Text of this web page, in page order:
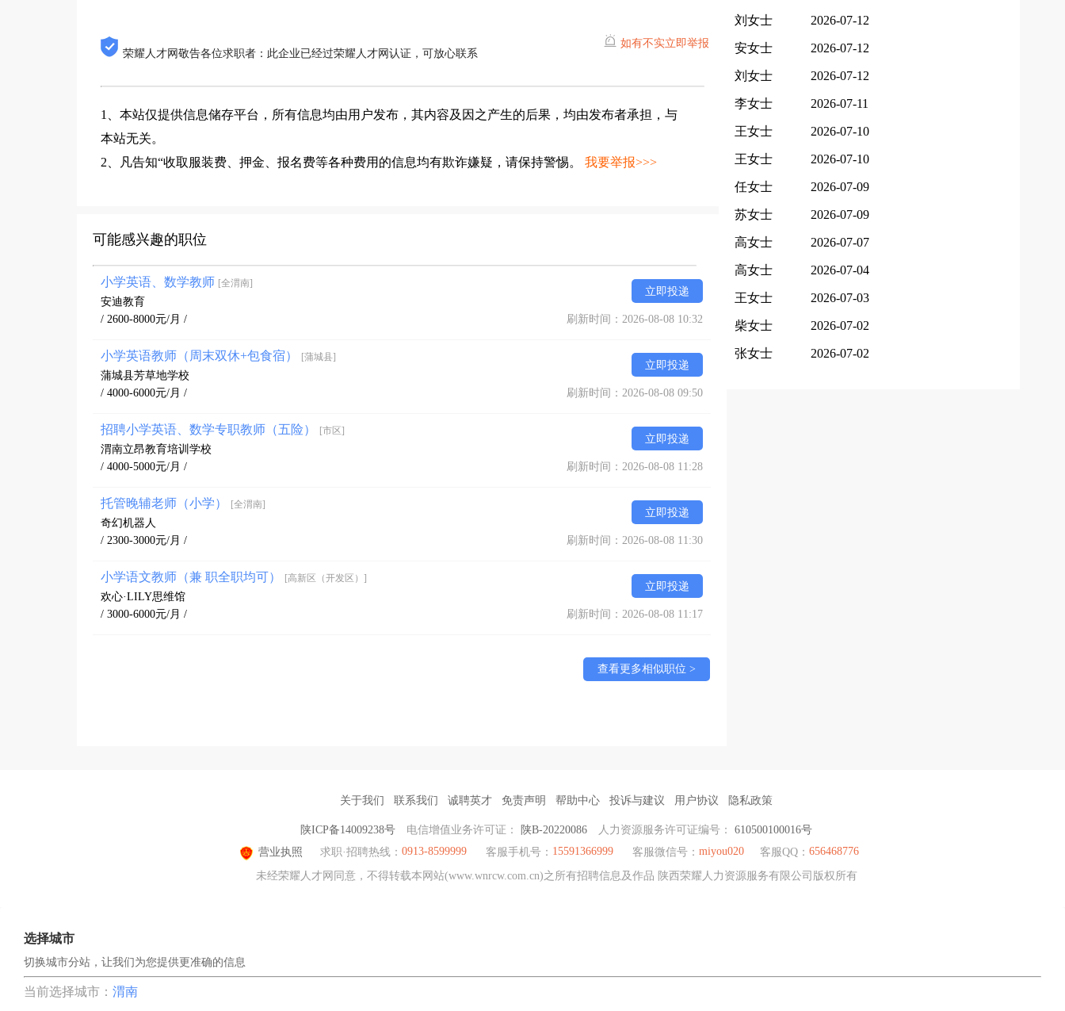
荣耀人才网敬告各位求职者：此企业已经过荣耀人才网认证，可放心联系
如有不实立即举报
1、本站仅提供信息储存平台，所有信息均由用户发布，其内容及因之产生的后果，均由发布者承担，与
本站无关。
2、凡告知“收取服装费、押金、报名费等各种费用的信息均有欺诈嫌疑，请保持警惕。 我要举报>>>
可能感兴趣的职位
小学英语、数学教师 [全渭南]
立即投递
安迪教育
/ 2600-8000元/月 /
刷新时间：2026-08-08 10:32
小学英语教师（周末双休+包食宿） [蒲城县]
立即投递
蒲城县芳草地学校
/ 4000-6000元/月 /
刷新时间：2026-08-08 09:50
招聘小学英语、数学专职教师（五险） [市区]
立即投递
渭南立昂教育培训学校
/ 4000-5000元/月 /
刷新时间：2026-08-08 11:28
托管晚辅老师（小学） [全渭南]
立即投递
奇幻机器人
/ 2300-3000元/月 /
刷新时间：2026-08-08 11:30
小学语文教师（兼 职全职均可） [高新区（开发区）]
立即投递
欢心·LILY思维馆
/ 3000-6000元/月 /
刷新时间：2026-08-08 11:17
查看更多相似职位 >
刘女士 2026-07-12
安女士 2026-07-12
刘女士 2026-07-12
李女士 2026-07-11
王女士 2026-07-10
王女士 2026-07-10
任女士 2026-07-09
苏女士 2026-07-09
高女士 2026-07-07
高女士 2026-07-04
王女士 2026-07-03
柴女士 2026-07-02
张女士 2026-07-02
关于我们 联系我们 诚聘英才 免责声明 帮助中心 投诉与建议 用户协议 隐私政策
陕ICP备14009238号 电信增值业务许可证： 陕B-20220086 人力资源服务许可证编号： 610500100016号
营业执照
求职·招聘热线： 0913-8599999 客服手机号： 15591366999 客服微信号： miyou020 客服QQ： 656468776
未经荣耀人才网同意，不得转载本网站(www.wnrcw.com.cn)之所有招聘信息及作品 陕西荣耀人力资源服务有限公司版权所有
选择城市
切换城市分站，让我们为您提供更准确的信息
当前选择城市： 渭南